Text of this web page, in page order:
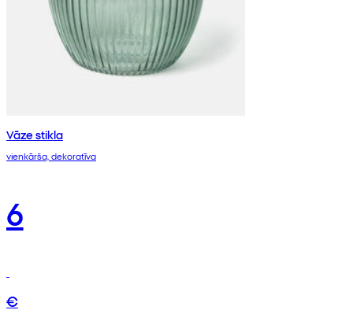
Vāze stikla
vienkārša, dekoratīva
6
€